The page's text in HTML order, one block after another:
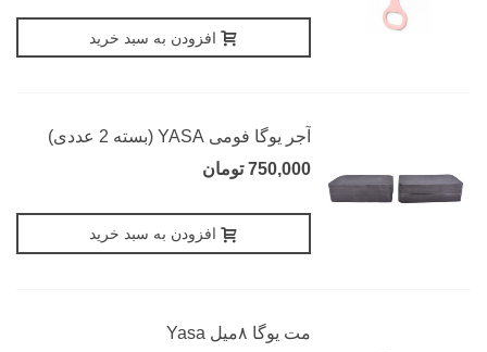
افزودن به سبد خرید
آجر یوگا فومی YASA (بسته 2 عددی)
750,000 تومان
افزودن به سبد خرید
مت یوگا ۸میل Yasa